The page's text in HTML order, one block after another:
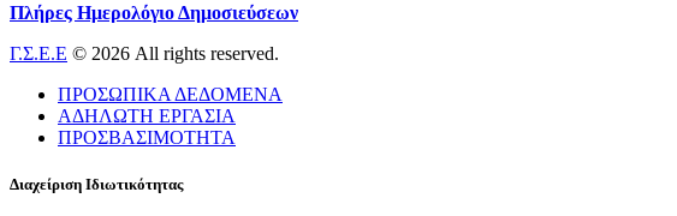
Πλήρες Ημερολόγιο Δημοσιεύσεων
Γ.Σ.Ε.Ε © 2026 All rights reserved.
ΠΡΟΣΩΠΙΚΑ ΔΕΔΟΜΕΝΑ
ΑΔΗΛΩΤΗ ΕΡΓΑΣΙΑ
ΠΡΟΣΒΑΣΙΜΟΤΗΤΑ
Διαχείριση Ιδιωτικότητας